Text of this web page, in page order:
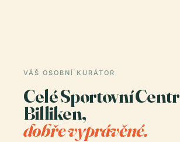
VÁŠ OSOBNÍ KURÁTOR
Celé Sportovní
Billiken,
dobře vyprávěné.